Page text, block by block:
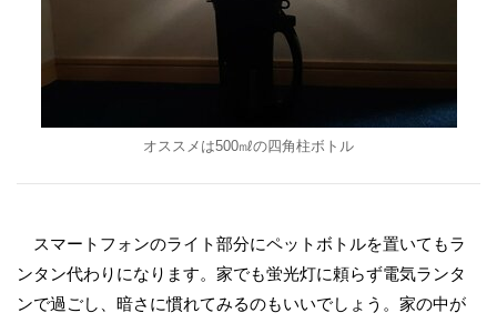
オススメは500㎖の四角柱ボトル
スマートフォンのライト部分にペットボトルを置いてもラ
ンタン代わりになります。家でも蛍光灯に頼らず電気ランタ
ンで過ごし、暗さに慣れてみるのもいいでしょう。家の中が